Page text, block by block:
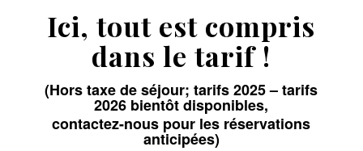
Ici, tout est compris
dans le tarif !
(Hors taxe de séjour; tarifs 2025 – tarifs
2026 bientôt disponibles,
contactez-nous pour les réservations
anticipées)